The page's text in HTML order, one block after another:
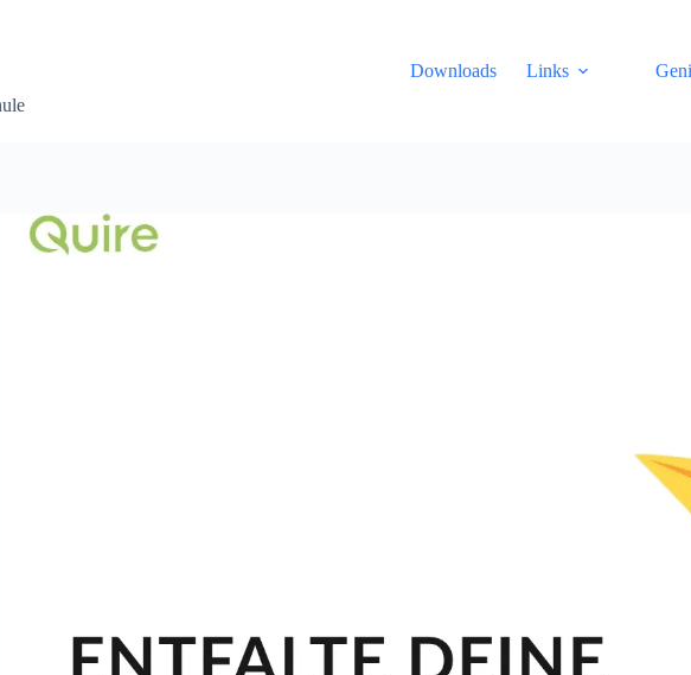
Downloads Links